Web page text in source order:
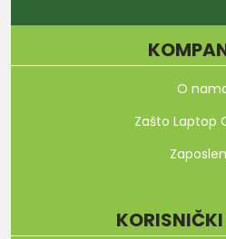
O
Zašto Laptop
KORISNIČKI